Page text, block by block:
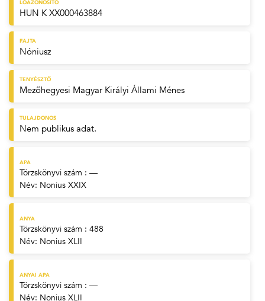
LÓAZONOSÍTÓ
HUN K XX000463884
FAJTA
Nóniusz
TENYÉSZTŐ
Mezőhegyesi Magyar Királyi Állami Ménes
TULAJDONOS
Nem publikus adat.
APA
Törzskönyvi szám : —
Név: Nonius XXIX
ANYA
Törzskönyvi szám : 488
Név: Nonius XLII
ANYAI APA
Törzskönyvi szám : —
Név: Nonius XLII